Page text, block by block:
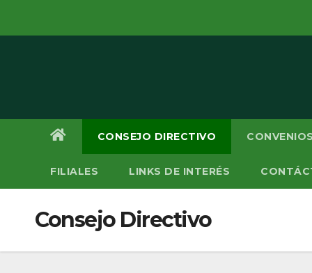
CONSEJO DIRECTIVO
FILIALES LINKS DE INTERÉS
Consejo Directivo